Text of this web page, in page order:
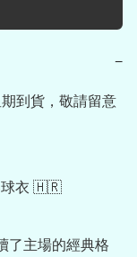
−
到貨，敬請留意
球衣 🇭🇷
了主場的經典格